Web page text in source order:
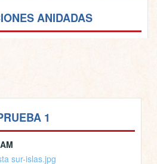
ANIDADAS
1